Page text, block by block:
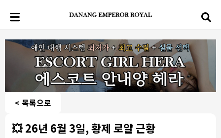
< 목록으로
💥 26년 6월 3일, 황제 로얄 근황